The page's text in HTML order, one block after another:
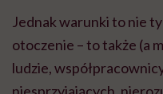
Jednak warunki to nie
otoczenie – to także (a
ludzie,
niesprzyjających,